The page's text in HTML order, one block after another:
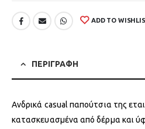
ADD TO
ΠΕΡΙΓΡΑΦΗ
Ανδρικά casual παπούτσια της
κατασκευασμένα από δέρμα και